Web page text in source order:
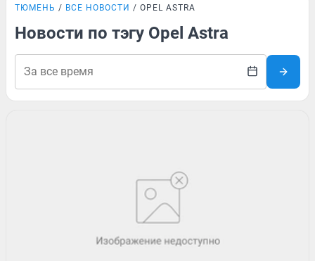
ТЮМЕНЬ ВСЕ НОВОСТИ OPEL ASTRA
Новости по тэгу Opel Astra